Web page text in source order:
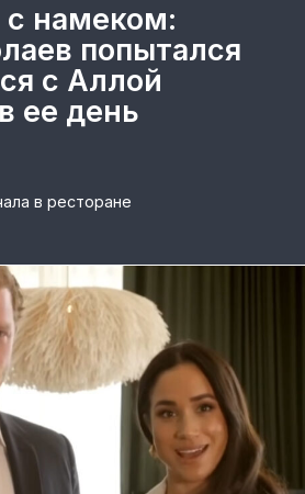
намеком:
попытался
с Аллой
ее день
в ресторане